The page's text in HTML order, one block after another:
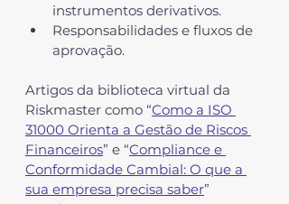
instrumentos derivativos.
Responsabilidades e fluxos de
aprovação.
Artigos da biblioteca virtual da
Riskmaster como “Como a ISO
31000 Orienta a Gestão de Riscos
Financeiros” e “Compliance e
Conformidade Cambial: O que a
sua empresa precisa saber”